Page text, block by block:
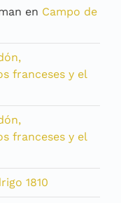
en Campo de
franceses y el
franceses y el
1810